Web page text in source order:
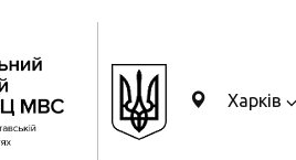
Харків